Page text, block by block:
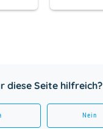
diese Seite hilfreich?
Nein